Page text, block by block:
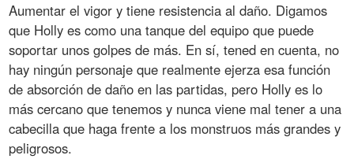
Aumentar el vigor y tiene resistencia al daño. Digamos
que Holly es como una tanque del equipo que puede
soportar unos golpes de más. En sí, tened en cuenta, no
hay ningún personaje que realmente ejerza esa función
de absorción de daño en las partidas, pero Holly es lo
más cercano que tenemos y nunca viene mal tener a una
cabecilla que haga frente a los monstruos más grandes y
peligrosos.